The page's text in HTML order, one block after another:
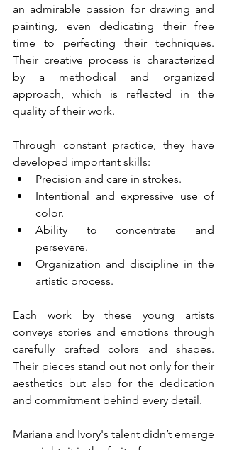
an admirable passion for drawing and
painting, even dedicating their free
time to perfecting their techniques.
Their creative process is characterized
by a methodical and organized
approach, which is reflected in the
quality of their work.
Through constant practice, they have
developed important skills:
Precision and care in strokes.
Intentional and expressive use of
color.
Ability to concentrate and
persevere.
Organization and discipline in the
artistic process.
Each work by these young artists
conveys stories and emotions through
carefully crafted colors and shapes.
Their pieces stand out not only for their
aesthetics but also for the dedication
and commitment behind every detail.
Mariana and Ivory's talent didn’t emerge